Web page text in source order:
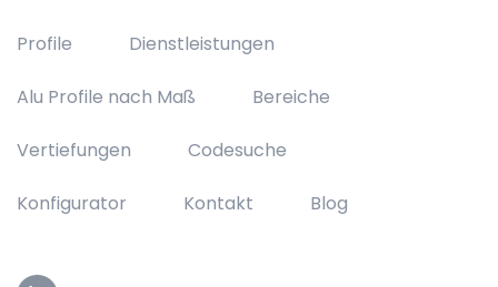
Profile Dienstleistungen
Alu Profile nach Maß Bereiche
Vertiefungen Codesuche
Konfigurator Kontakt Blog